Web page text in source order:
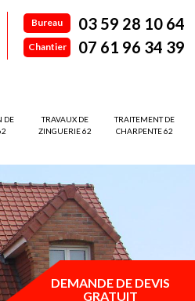
Bureau 03 59 28 10 64
Chantier 07 61 96 34 39
DE
TRAVAUX DE
ZINGUERIE 62
TRAITEMENT DE
CHARPENTE 62
DEMANDE DE DEVIS
GRATUIT